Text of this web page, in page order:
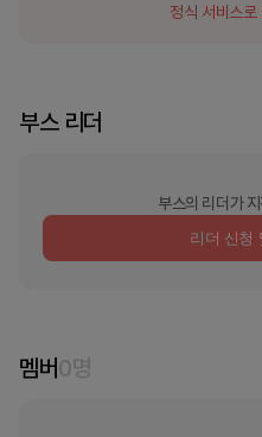
정식 서비스로
부스 리더
부스의 리더가
리더 신청
멤버0명